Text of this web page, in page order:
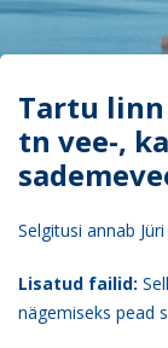
Tartu linn
tn vee-,
Selgitusi annab
Lisatud failid:
nägemiseks pead